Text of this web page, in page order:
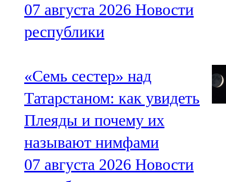
07 августа 2026 Новости
республики
«Семь сестер» над
Татарстаном: как увидеть
Плеяды и почему их
называют нимфами
07 августа 2026 Новости